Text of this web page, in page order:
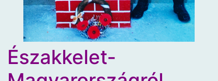
Északkelet-